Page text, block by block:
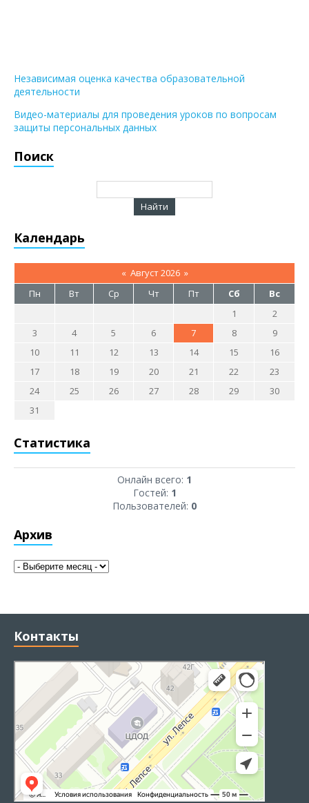
Независимая оценка качества образовательной
деятельности
Видео-материалы для проведения уроков по вопросам
защиты персональных данных
Поиск
Календарь
« Август 2026 »
Пн
Вт Ср Чт Пт Сб
Вс
1
2
3
4 5 6 7 8
9
10
11 12 13 14 15
16
17
18 19 20 21 22
23
24
25 26 27 28 29
30
31
Статистика
Онлайн всего: 1
Гостей: 1
Пользователей: 0
Архив
Контакты